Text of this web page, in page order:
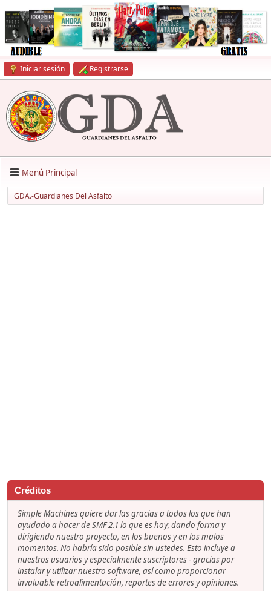
Iniciar sesión Registrarse
Menú Principal
GDA.-Guardianes Del Asfalto
Créditos
Simple Machines quiere dar las gracias a todos los que han
ayudado a hacer de SMF 2.1 lo que es hoy; dando forma y
dirigiendo nuestro proyecto, en los buenos y en los malos
momentos. No habría sido posible sin ustedes. Esto incluye a
nuestros usuarios y especialmente suscriptores - gracias por
instalar y utilizar nuestro software, así como proporcionar
invaluable retroalimentación, reportes de errores y opiniones.